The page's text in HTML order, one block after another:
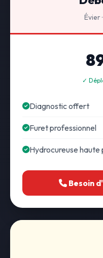
Évier
✓
Diagnostic offert
Furet professionnel
Hydrocureuse
Besoin